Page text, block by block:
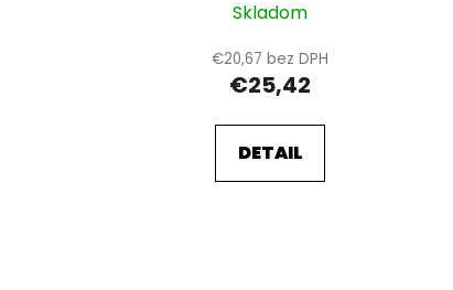
Skladom
€20,67 bez DPH
€25,42
DETAIL